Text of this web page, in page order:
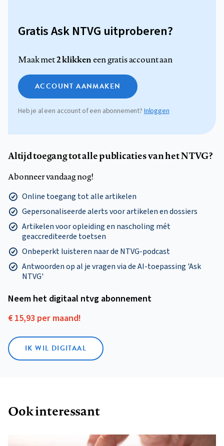
Gratis Ask NTVG uitproberen?
Maak met2 klikkeneen gratis account aan
ACCOUNT AANMAKEN
Heb je al een account of een abonnement? Inloggen
Altijd toegang tot alle publicaties van het NTVG?
Abonneer vandaag nog!
Online toegang tot alle artikelen
Gepersonaliseerde alerts voor artikelen en dossiers
Artikelen voor opleiding en nascholing mét
geaccrediteerde toetsen
Onbeperkt luisteren naar de NTVG-podcast
Antwoorden op al je vragen via de AI-toepassing 'Ask
NTVG'
Neem het digitaal ntvg abonnement
€ 15,93 per maand!
IK WIL DIGITAAL
Ook interessant